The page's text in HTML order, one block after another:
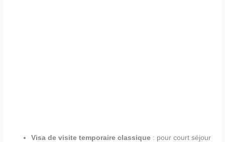
Visa de visite temporaire classique : pour court séjour